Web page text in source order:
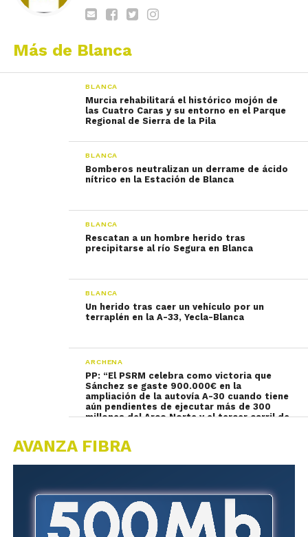
Más de Blanca
BLANCA
Murcia rehabilitará el histórico mojón de
las Cuatro Caras y su entorno en el Parque
Regional de Sierra de la Pila
BLANCA
Bomberos neutralizan un derrame de ácido
nítrico en la Estación de Blanca
BLANCA
Rescatan a un hombre herido tras
precipitarse al río Segura en Blanca
BLANCA
Un herido tras caer un vehículo por un
terraplén en la A-33, Yecla-Blanca
ARCHENA
PP: “El PSRM celebra como victoria que
Sánchez se gaste 900.000€ en la
ampliación de la autovía A-30 cuando tiene
aún pendientes de ejecutar más de 300
millones del Arco Norte y el tercer carril de
AVANZA FIBRA